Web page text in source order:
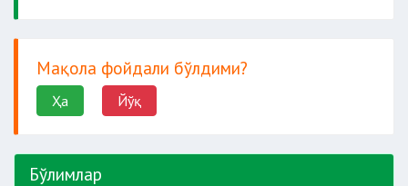
Мақола фойдали бўлдими?
Ҳа Йўқ
Бўлимлар